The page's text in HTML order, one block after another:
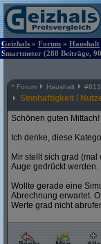
Geizhals » Forum » Haushalt
Smartmeter (288 Beiträge,
^ Forum Haushalt #
Sinnhaftigkeit /
Schönen guten Mittach!
Ich denke, diese
Mir stellt sich grad
Auge gedrückt werden.
Wollte gerade eine
Abrechnung erwartet.
Werte grad nicht